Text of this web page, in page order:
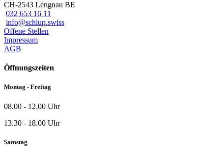
CH-2543 Lengnau BE
032 653 16 11
info@schlup.swiss
Offene Stellen
Impressum
AGB
Öffnungszeiten
Montag - Freitag
08.00 - 12.00 Uhr
13.30 - 18.00 Uhr
Samstag